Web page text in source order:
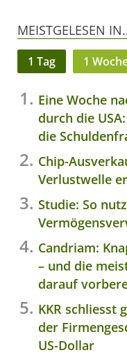
MEISTGELESEN
1 Tag 1
Eine Woche
durch die
die
Chip-
Verlustwelle
Studie: So
Candriam:
– und die
darauf
KKR
der
US-Dollar